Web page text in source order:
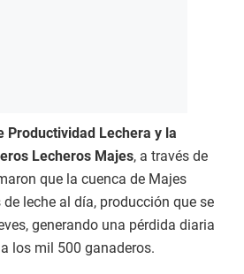
Productividad Lechera y la
Lecheros Majes, a través de
que la cuenca de Majes
leche al día, producción que se
generando una pérdida diaria
los mil 500 ganaderos.